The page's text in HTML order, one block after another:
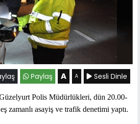
Paylaş A A Sesli Dinle
Polis Müdürlükleri, dün 20.00-
zamanlı asayiş ve trafik denetimi yaptı.